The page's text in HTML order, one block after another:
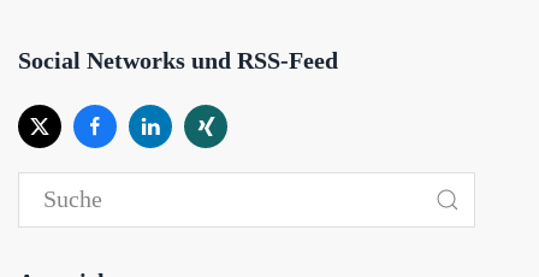
Social Networks und RSS-Feed